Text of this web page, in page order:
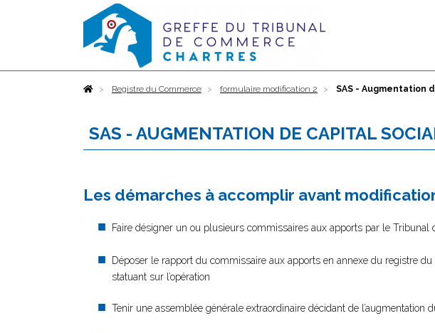
AccueilRegistre du Commerce formulaire modification 2 SAS - Augmentation
SAS - AUGMENTATION DE CAPITAL
Les démarches à accomplir avant
Faire désigner un ou plusieurs commissaires aux apports par le Tribunal
Déposer le rapport du commissaire aux apports en annexe du registre
statuant sur l’opération
Tenir une assemblée générale extraordinaire décidant de l’augmentation